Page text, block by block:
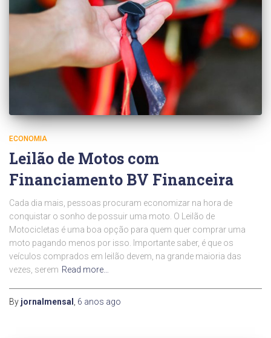
ECONOMIA
Leilão de Motos com
Financiamento BV Financeira
Cada dia mais, pessoas procuram economizar na hora de
conquistar o sonho de possuir uma moto. O Leilão de
Motocicletas é uma boa opção para quem quer comprar uma
moto pagando menos por isso. Importante saber, é que os
veículos comprados em leilão devem, na grande maioria das
vezes, serem Read more…
By jornalmensal 6 anos ago